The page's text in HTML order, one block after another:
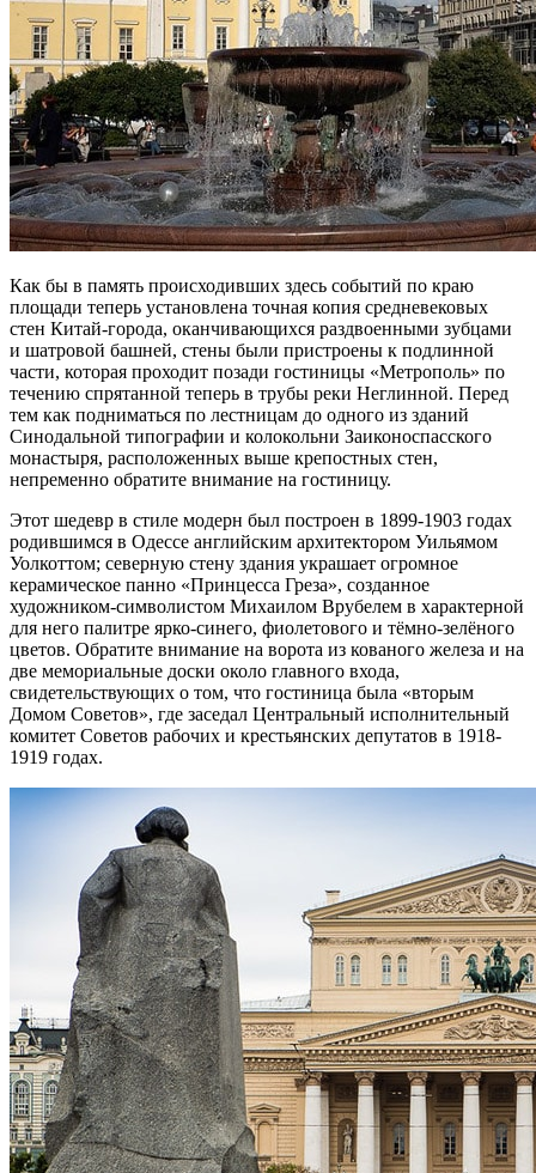
Как бы в память происходивших здесь событий по краю
площади теперь установлена точная копия средневековых
стен Китай-города, оканчивающихся раздвоенными зубцами
и шатровой башней, стены были пристроены к подлинной
части, которая проходит позади гостиницы «Метрополь» по
течению спрятанной теперь в трубы реки Неглинной. Перед
тем как подниматься по лестницам до одного из зданий
Синодальной типографии и колокольни Заиконоспасского
монастыря, расположенных выше крепостных стен,
непременно обратите внимание на гостиницу.
Этот шедевр в стиле модерн был построен в 1899-1903 годах
родившимся в Одессе английским архитектором Уильямом
Уолкоттом; северную стену здания украшает огромное
керамическое панно «Принцесса Греза», созданное
художником-символистом Михаилом Врубелем в характерной
для него палитре ярко-синего, фиолетового и тёмно-зелёного
цветов. Обратите внимание на ворота из кованого железа и на
две мемориальные доски около главного входа,
свидетельствующих о том, что гостиница была «вторым
Домом Советов», где заседал Центральный исполнительный
комитет Советов рабочих и крестьянских депутатов в 1918-
1919 годах.